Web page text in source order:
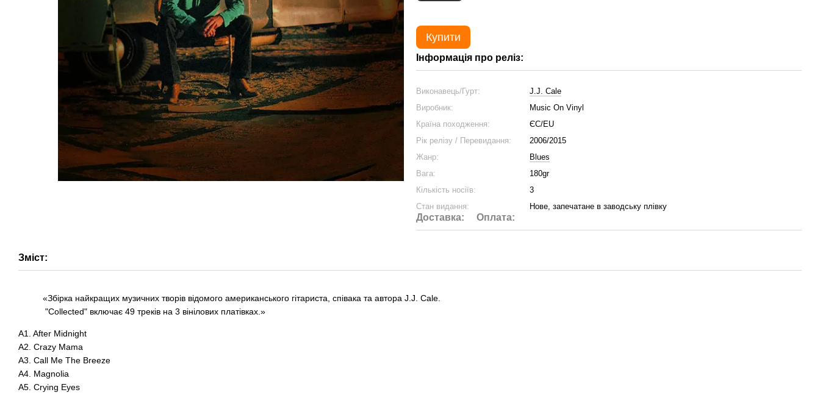
Купити
Інформація про реліз:
Виконавець/Гурт:
J.J. Cale
Виробник:
Music On Vinyl
Країна походження:
ЄС/EU
Рік релізу / Перевидання:
2006/2015
Жанр:
Blues
Вага:
180gr
Кількість носіїв:
3
Стан видання:
Нове, запечатане в заводську плівку
Доставка: Оплата:
Зміст:
«Збірка найкращих музичних творів відомого американського гітариста, співака та автора J.J. Cale.
"Collected" включає 49 треків на 3 вінілових платівках.»
A1. After Midnight
A2. Crazy Mama
A3. Call Me The Breeze
A4. Magnolia
A5. Crying Eyes